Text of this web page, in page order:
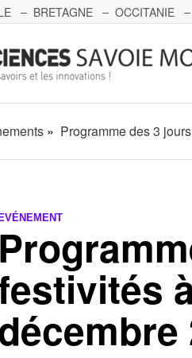
BRETAGNE OCCITANIE
Programme des 3
EVÉNEMENT